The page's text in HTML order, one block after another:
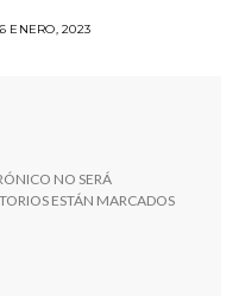
6 ENERO, 2023
NO SERÁ
ESTÁN MARCADOS